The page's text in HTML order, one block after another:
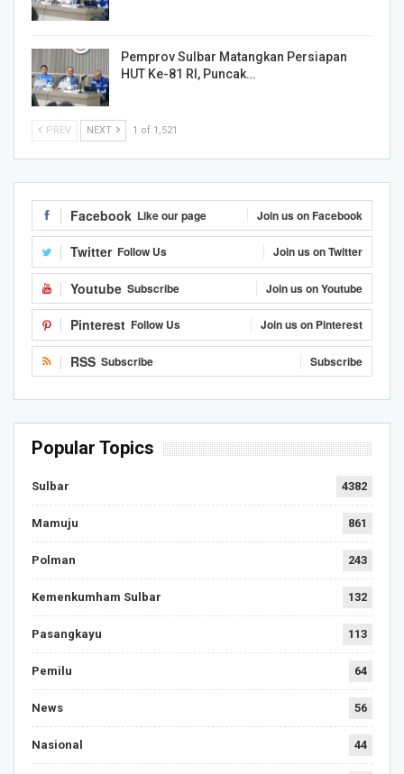
Pemprov Sulbar Matangkan Persiapan
HUT Ke-81 RI, Puncak…
PREV NEXT 1 of 1,521
Facebook Like our page Join us on Facebook
Twitter Follow Us Join us on Twitter
Youtube Subscribe Join us on Youtube
Pinterest Follow Us Join us on Pinterest
RSS Subscribe Subscribe
Popular Topics
Sulbar 4382
Mamuju 861
Polman 243
Kemenkumham Sulbar 132
Pasangkayu 113
Pemilu 64
News 56
Nasional 44